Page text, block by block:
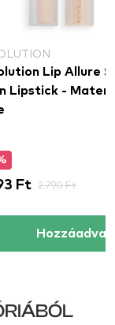
Lip Allure
Lipstick -
Ft 2.790 Ft
Hozzáadva